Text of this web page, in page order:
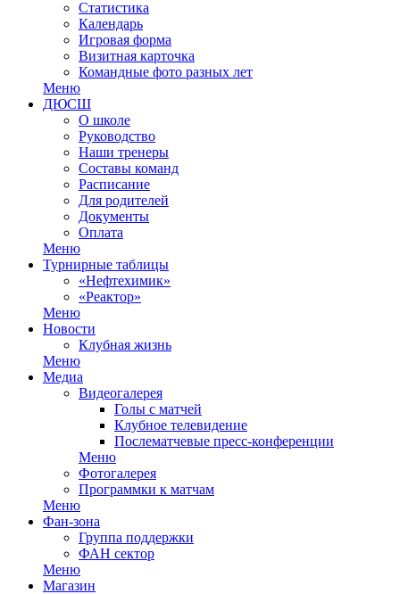
Статистика
Календарь
Игровая форма
Визитная карточка
Командные фото разных лет
Меню
ДЮСШ
О школе
Руководство
Наши тренеры
Составы команд
Расписание
Для родителей
Документы
Оплата
Меню
Турнирные таблицы
«Нефтехимик»
«Реактор»
Меню
Новости
Клубная жизнь
Меню
Медиа
Видеогалерея
Голы с матчей
Клубное телевидение
Послематчевые пресс-конференции
Меню
Фотогалерея
Программки к матчам
Меню
Фан-зона
Группа поддержки
ФАН сектор
Меню
Магазин